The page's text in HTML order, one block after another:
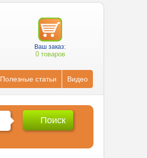
Ваш заказ:
0 товаров
Полезные статьи Видео